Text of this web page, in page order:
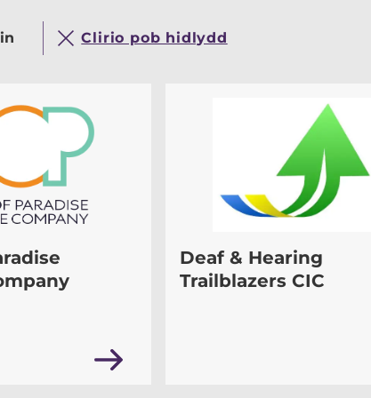
Clirio pob hidlydd
Deaf & Hearing
Trailblazers CIC